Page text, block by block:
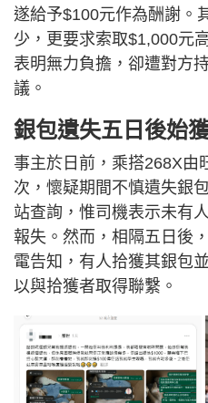
遂給予$100元作為酬謝。
少，更要求索取$1,000元
表明無力負擔，卻遭對方
議。
銀包遺失五日後始
事主於日前，乘搭268X由
次，懷疑期間不慎遺失銀
站查詢，惟司機表示未有
報失。然而，相隔五日後
電告知，有人拾獲其銀包
以與拾獲者取得聯繫。